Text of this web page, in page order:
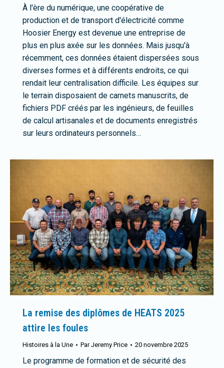
À l'ère du numérique, une coopérative de
production et de transport d'électricité comme
Hoosier Energy est devenue une entreprise de
plus en plus axée sur les données. Mais jusqu'à
récemment, ces données étaient dispersées sous
diverses formes et à différents endroits, ce qui
rendait leur centralisation difficile. Les équipes sur
le terrain disposaient de carnets manuscrits, de
fichiers PDF créés par les ingénieurs, de feuilles
de calcul artisanales et de documents enregistrés
sur leurs ordinateurs personnels…
La remise des diplômes de HEATS 2025
attire les foules
Histoires à la Une ParJeremy Price 20 novembre 2025
Le programme de formation et de sécurité des